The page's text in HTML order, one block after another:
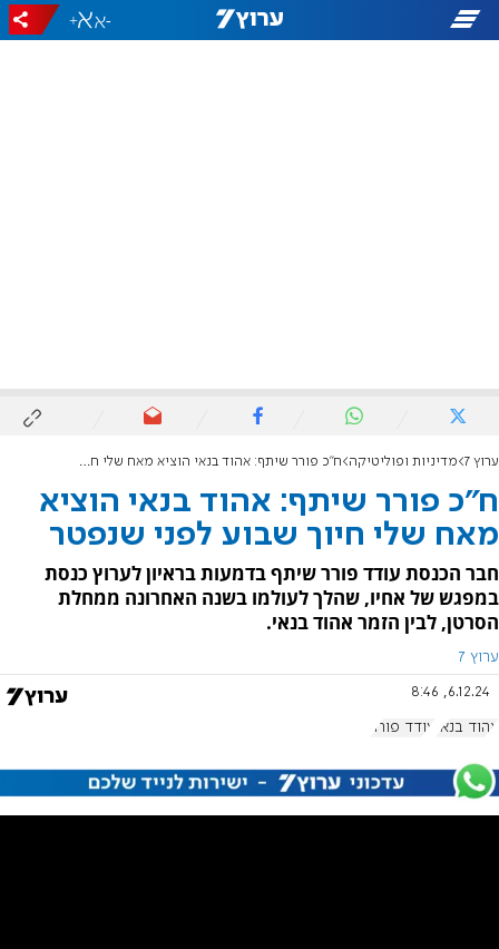
-
+
ערוץ 7 מדיניות ופוליטיקה ח"כ פורר שיתף: אהוד בנאי הוציא מאח שלי חיוך שבוע לפני שנפטר
ח"כ פורר שיתף: אהוד בנאי הוציא
מאח שלי חיוך שבוע לפני שנפטר
חבר הכנסת עודד פורר שיתף בדמעות בראיון לערוץ כנסת
במפגש של אחיו, שהלך לעולמו בשנה האחרונה ממחלת
הסרטן, לבין הזמר אהוד בנאי.
ערוץ 7
6.12.24, 8:46
אהוד בנאי עודד פורר